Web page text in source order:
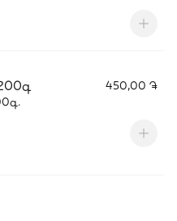
450,00 ֏